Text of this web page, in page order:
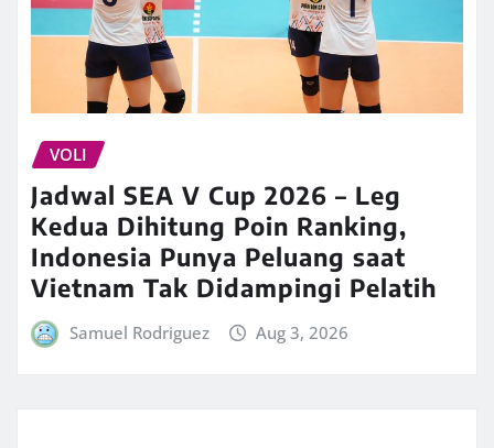
VOLI
Jadwal SEA V Cup 2026 – Leg
Kedua Dihitung Poin Ranking,
Indonesia Punya Peluang saat
Vietnam Tak Didampingi Pelatih
Samuel Rodriguez Aug 3, 2026